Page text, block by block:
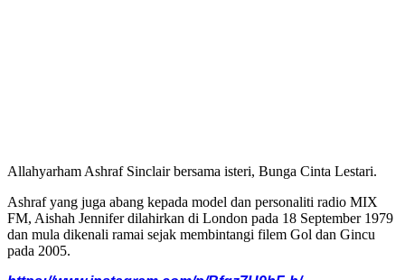
Allahyarham Ashraf Sinclair bersama isteri, Bunga Cinta Lestari.
Ashraf yang juga abang kepada model dan personaliti radio MIX
FM, Aishah Jennifer dilahirkan di London pada 18 September 1979
dan mula dikenali ramai sejak membintangi filem Gol dan Gincu
pada 2005.